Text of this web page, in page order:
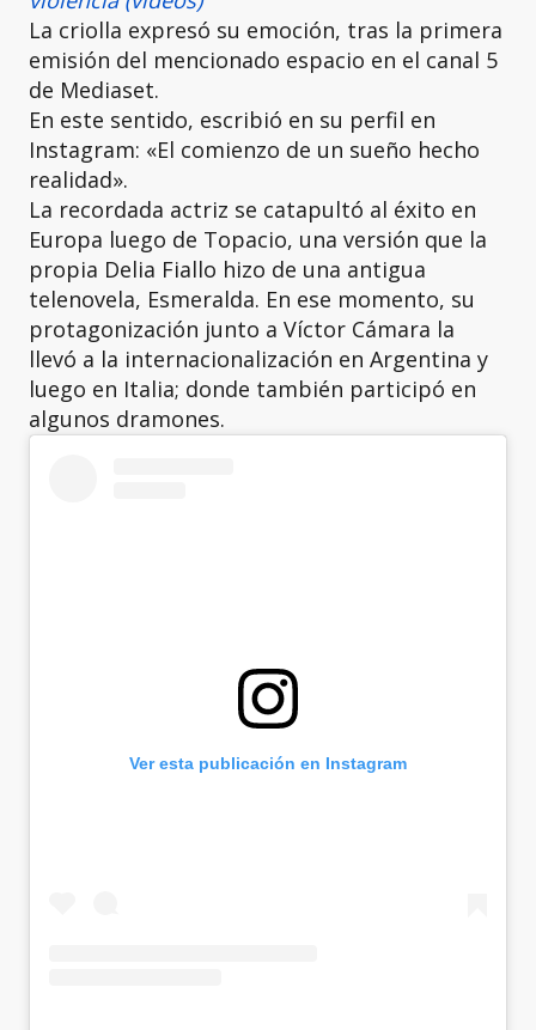
La criolla expresó su emoción, tras la primera
emisión del mencionado espacio en el canal 5
de Mediaset.
En este sentido, escribió en su perfil en
Instagram: «El comienzo de un sueño hecho
realidad».
La recordada actriz se catapultó al éxito en
Europa luego de Topacio, una versión que la
propia Delia Fiallo hizo de una antigua
telenovela, Esmeralda. En ese momento, su
protagonización junto a Víctor Cámara la
llevó a la internacionalización en Argentina y
luego en Italia; donde también participó en
algunos dramones.
Ver esta publicación en Instagram